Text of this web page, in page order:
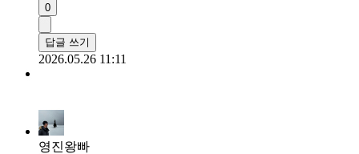
0
답글 쓰기
2026.05.26 11:11
영진왕빠